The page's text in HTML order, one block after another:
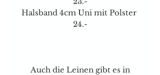
Halsband 4cm Uni mit Polster
24.-
Auch die Leinen gibt es in